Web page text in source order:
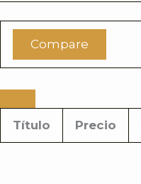
Compare
Título Precio